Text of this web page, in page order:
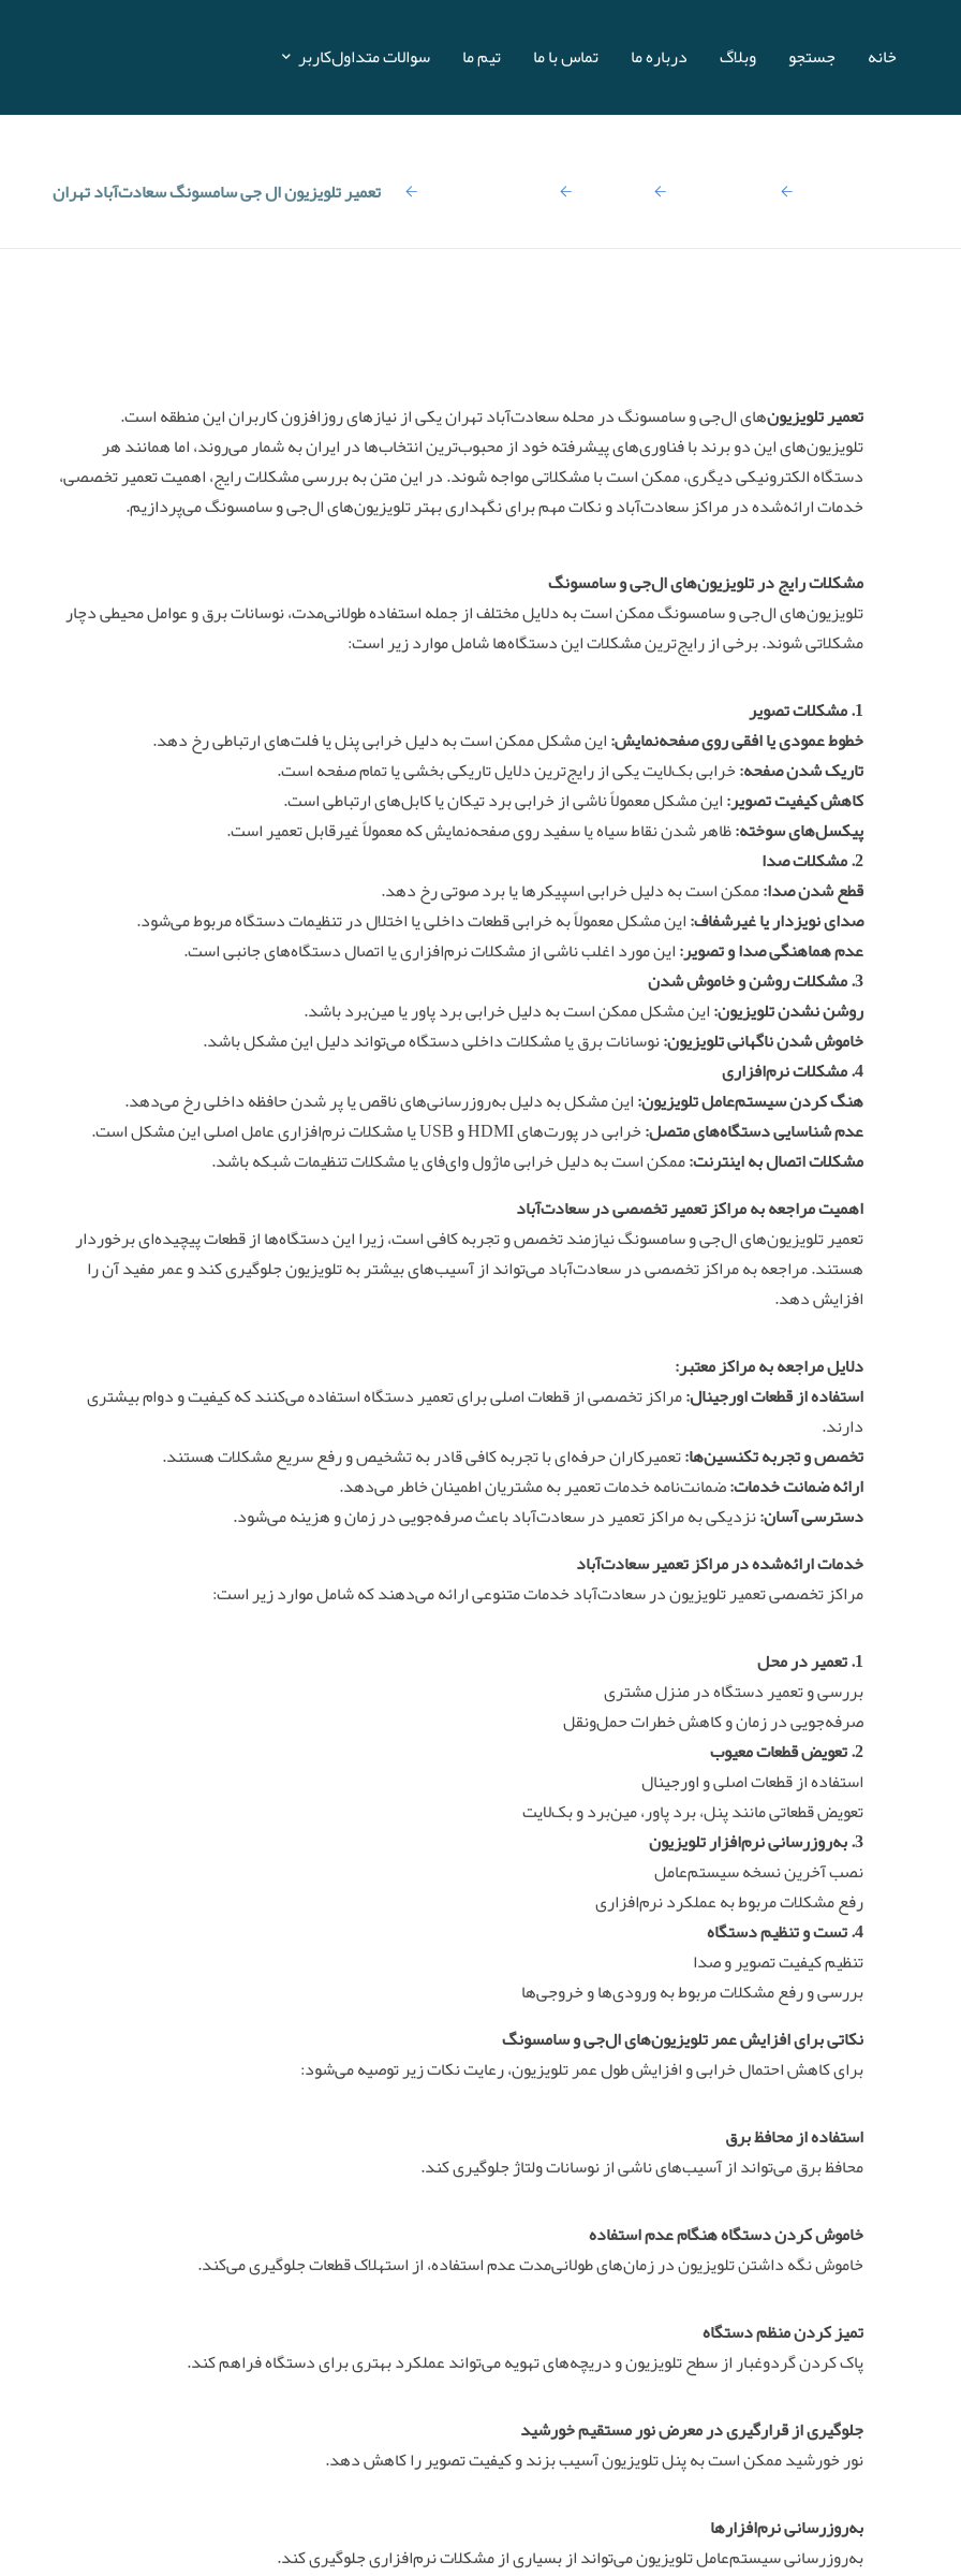
خانه جستجو وبلاگ درباره ما تماس با ما تیم ما سوالات متداولکاربر
تعمیر تلویزیون ال جی سامسونگ سعادت‌آباد تهران
تعمیر تلویزیون‌های ال‌جی و سامسونگ در محله سعادت‌آباد تهران یکی از نیازهای روزافزون کاربران این منطقه است.
تلویزیون‌های این دو برند با فناوری‌های پیشرفته خود از محبوب‌ترین انتخاب‌ها در ایران به شمار می‌روند، اما همانند هر
دستگاه الکترونیکی دیگری، ممکن است با مشکلاتی مواجه شوند. در این متن به بررسی مشکلات رایج، اهمیت تعمیر تخصصی،
خدمات ارائه‌شده در مراکز سعادت‌آباد و نکات مهم برای نگهداری بهتر تلویزیون‌های ال‌جی و سامسونگ می‌پردازیم.
مشکلات رایج در تلویزیون‌های ال‌جی و سامسونگ
تلویزیون‌های ال‌جی و سامسونگ ممکن است به دلایل مختلف از جمله استفاده طولانی‌مدت، نوسانات برق و عوامل محیطی دچار
مشکلاتی شوند. برخی از رایج‌ترین مشکلات این دستگاه‌ها شامل موارد زیر است:
1. مشکلات تصویر
خطوط عمودی یا افقی روی صفحه‌نمایش:این مشکل ممکن است به دلیل خرابی پنل یا فلت‌های ارتباطی رخ دهد.
تاریک شدن صفحه:خرابی بک‌لایت یکی از رایج‌ترین دلایل تاریکی بخشی یا تمام صفحه است.
کاهش کیفیت تصویر:این مشکل معمولاً ناشی از خرابی برد تیکان یا کابل‌های ارتباطی است.
پیکسل‌های سوخته:ظاهر شدن نقاط سیاه یا سفید روی صفحه‌نمایش که معمولاً غیرقابل تعمیر است.
2. مشکلات صدا
قطع شدن صدا:ممکن است به دلیل خرابی اسپیکرها یا برد صوتی رخ دهد.
صدای نویزدار یا غیرشفاف:این مشکل معمولاً به خرابی قطعات داخلی یا اختلال در تنظیمات دستگاه مربوط می‌شود.
عدم هماهنگی صدا و تصویر:این مورد اغلب ناشی از مشکلات نرم‌افزاری یا اتصال دستگاه‌های جانبی است.
3. مشکلات روشن و خاموش شدن
روشن نشدن تلویزیون:این مشکل ممکن است به دلیل خرابی برد پاور یا مین‌برد باشد.
خاموش شدن ناگهانی تلویزیون:نوسانات برق یا مشکلات داخلی دستگاه می‌تواند دلیل این مشکل باشد.
4. مشکلات نرم‌افزاری
هنگ کردن سیستم‌عامل تلویزیون:این مشکل به دلیل به‌روزرسانی‌های ناقص یا پر شدن حافظه داخلی رخ می‌دهد.
عدم شناسایی دستگاه‌های متصل:خرابی در پورت‌های HDMI و USB یا مشکلات نرم‌افزاری عامل اصلی این مشکل است.
مشکلات اتصال به اینترنت:ممکن است به دلیل خرابی ماژول وای‌فای یا مشکلات تنظیمات شبکه باشد.
اهمیت مراجعه به مراکز تعمیر تخصصی در سعادت‌آباد
تعمیر تلویزیون‌های ال‌جی و سامسونگ نیازمند تخصص و تجربه کافی است، زیرا این دستگاه‌ها از قطعات پیچیده‌ای برخوردار
هستند. مراجعه به مراکز تخصصی در سعادت‌آباد می‌تواند از آسیب‌های بیشتر به تلویزیون جلوگیری کند و عمر مفید آن را
افزایش دهد.
دلایل مراجعه به مراکز معتبر:
استفاده از قطعات اورجینال:مراکز تخصصی از قطعات اصلی برای تعمیر دستگاه استفاده می‌کنند که کیفیت و دوام بیشتری
دارند.
تخصص و تجربه تکنسین‌ها:تعمیرکاران حرفه‌ای با تجربه کافی قادر به تشخیص و رفع سریع مشکلات هستند.
ارائه ضمانت خدمات:ضمانت‌نامه خدمات تعمیر به مشتریان اطمینان خاطر می‌دهد.
دسترسی آسان:نزدیکی به مراکز تعمیر در سعادت‌آباد باعث صرفه‌جویی در زمان و هزینه می‌شود.
خدمات ارائه‌شده در مراکز تعمیر سعادت‌آباد
مراکز تخصصی تعمیر تلویزیون در سعادت‌آباد خدمات متنوعی ارائه می‌دهند که شامل موارد زیر است:
1. تعمیر در محل
بررسی و تعمیر دستگاه در منزل مشتری
صرفه‌جویی در زمان و کاهش خطرات حمل‌ونقل
2. تعویض قطعات معیوب
استفاده از قطعات اصلی و اورجینال
تعویض قطعاتی مانند پنل، برد پاور، مین‌برد و بک‌لایت
3. به‌روزرسانی نرم‌افزار تلویزیون
نصب آخرین نسخه سیستم‌عامل
رفع مشکلات مربوط به عملکرد نرم‌افزاری
4. تست و تنظیم دستگاه
تنظیم کیفیت تصویر و صدا
بررسی و رفع مشکلات مربوط به ورودی‌ها و خروجی‌ها
نکاتی برای افزایش عمر تلویزیون‌های ال‌جی و سامسونگ
برای کاهش احتمال خرابی و افزایش طول عمر تلویزیون، رعایت نکات زیر توصیه می‌شود:
استفاده از محافظ برق
محافظ برق می‌تواند از آسیب‌های ناشی از نوسانات ولتاژ جلوگیری کند.
خاموش کردن دستگاه هنگام عدم استفاده
خاموش نگه داشتن تلویزیون در زمان‌های طولانی‌مدت عدم استفاده، از استهلاک قطعات جلوگیری می‌کند.
تمیز کردن منظم دستگاه
پاک کردن گردوغبار از سطح تلویزیون و دریچه‌های تهویه می‌تواند عملکرد بهتری برای دستگاه فراهم کند.
جلوگیری از قرارگیری در معرض نور مستقیم خورشید
نور خورشید ممکن است به پنل تلویزیون آسیب بزند و کیفیت تصویر را کاهش دهد.
به‌روزرسانی نرم‌افزارها
به‌روزرسانی سیستم‌عامل تلویزیون می‌تواند از بسیاری از مشکلات نرم‌افزاری جلوگیری کند.